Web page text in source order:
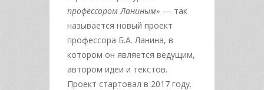
профессором Ланиным» — так
называется новый проект
профессора Б.А. Ланина, в
котором он является ведущим,
автором идеи и текстов.
Проект стартовал в 2017 году.